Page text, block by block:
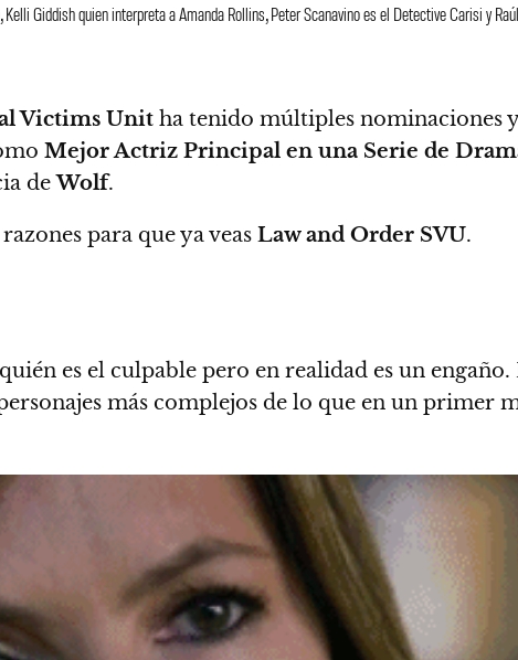
Giddish quien interpreta a Amanda Rollins, Peter Scanavino es el Detective Carisi y
Victims Unit ha tenido múltiples nominaciones y
Mejor Actriz Principal en una Serie de
deWolf.
para que ya veas Law and Order SVU.
es el culpable pero en realidad es un engaño.
más complejos de lo que en un primer